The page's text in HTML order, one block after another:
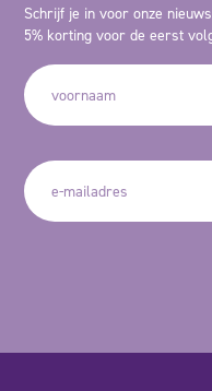
Schrijf je in voor onze
5% korting voor de eerst